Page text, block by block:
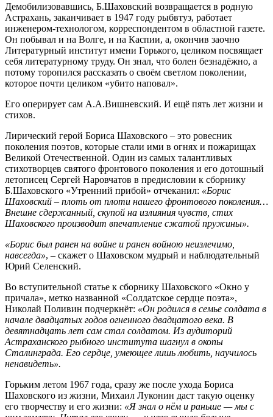
Демобилизовавшись, Б.Шаховский возвращается в родную
Астрахань, заканчивает в 1947 году рыбвтуз, работает
инженером-технологом, корреспондентом в областной газете.
Он побывал и на Волге, и на Каспии, а, окончив заочно
Литературный институт имени Горького, целиком посвящает
себя литературному труду. Он знал, что болен безнадёжно, а
потому торопился рассказать о своём светлом поколении,
которое почти целиком «убито наповал».
Его оперирует сам А.А.Вишневский. И ещё пять лет жизни и
стихов.
Лирический герой Бориса Шаховского – это ровесник
поколения поэтов, которые стали ими в огнях и пожарищах
Великой Отечественной. Один из самых талантливых
стихотворцев святого фронтового поколения и его дотошный
летописец Сергей Наровчатов в предисловии к сборнику
Б.Шаховского «Утренний прибой» отчеканил: «Борис
Шаховский – плоть от плоти нашего фронтового поколения…
Внешне сдержанный, скупой на излияния чувств, стих
Шаховского производит впечатление сжатой пружины».
«Борис был ранен на войне и ранен войною неизлечимо,
навсегда», – скажет о Шаховском мудрый и наблюдательный
Юрий Селенский.
Во вступительной статье к сборнику Шаховского «Окно у
причала», метко названной «Солдатское сердце поэта»,
Николай Поливин подчеркнёт: «Он родился в семье солдата в
начале двадцатых годов огненного двадцатого века. В
девятнадцать лет сам стал солдатом. Из аудиторий
Астраханского рыбного института шагнул в окопы
Сталинграда. Его сердце, умеющее лишь любить, научилось
ненавидеть».
Горьким летом 1967 года, сразу же после ухода Бориса
Шаховского из жизни, Михаил Луконин даст такую оценку
его творчеству и его жизни: «Я знал о нём и раньше — мы с